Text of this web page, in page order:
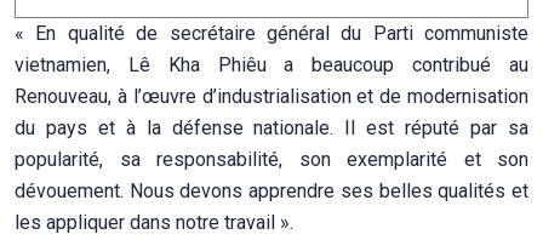
« En qualité de secrétaire général du Parti communiste
vietnamien, Lê Kha Phiêu a beaucoup contribué au
Renouveau, à l’œuvre d’industrialisation et de modernisation
du pays et à la défense nationale. Il est réputé par sa
popularité, sa responsabilité, son exemplarité et son
dévouement. Nous devons apprendre ses belles qualités et
les appliquer dans notre travail ».